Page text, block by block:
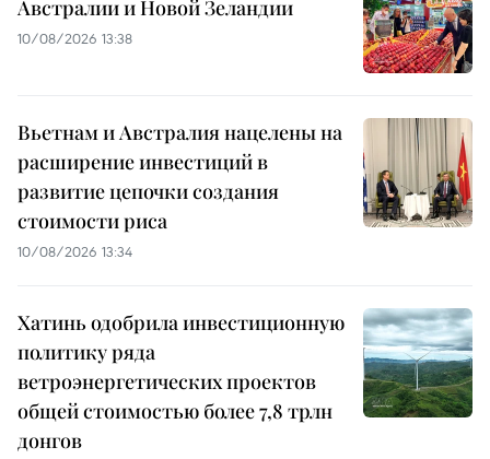
Австралии и Новой Зеландии
10/08/2026 13:38
Вьетнам и Австралия нацелены на
расширение инвестиций в
развитие цепочки создания
стоимости риса
10/08/2026 13:34
Хатинь одобрила инвестиционную
политику ряда
ветроэнергетических проектов
общей стоимостью более 7,8 трлн
донгов